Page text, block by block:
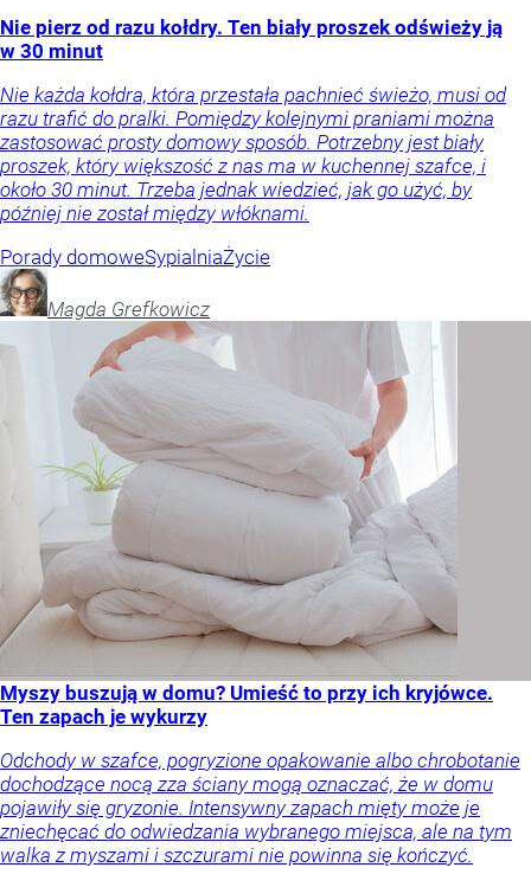
Nie pierz od razu kołdry. Ten biały proszek odświeży ją
w 30 minut
Nie każda kołdra, która przestała pachnieć świeżo, musi od
razu trafić do pralki. Pomiędzy kolejnymi praniami można
zastosować prosty domowy sposób. Potrzebny jest biały
proszek, który większość z nas ma w kuchennej szafce, i
około 30 minut. Trzeba jednak wiedzieć, jak go użyć, by
później nie został między włóknami.
Porady domoweSypialniaŻycie
Magda Grefkowicz
Myszy buszują w domu? Umieść to przy ich kryjówce.
Ten zapach je wykurzy
Odchody w szafce, pogryzione opakowanie albo chrobotanie
dochodzące nocą zza ściany mogą oznaczać, że w domu
pojawiły się gryzonie. Intensywny zapach mięty może je
zniechęcać do odwiedzania wybranego miejsca, ale na tym
walka z myszami i szczurami nie powinna się kończyć.